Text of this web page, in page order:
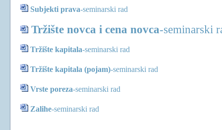
Subjekti prava-seminarski rad
Tržište novca i cena novca-seminarski
Tržište kapitala-seminarski rad
Tržište kapitala (pojam)-seminarski rad
Vrste poreza-seminarski rad
Zalihe-seminarski rad